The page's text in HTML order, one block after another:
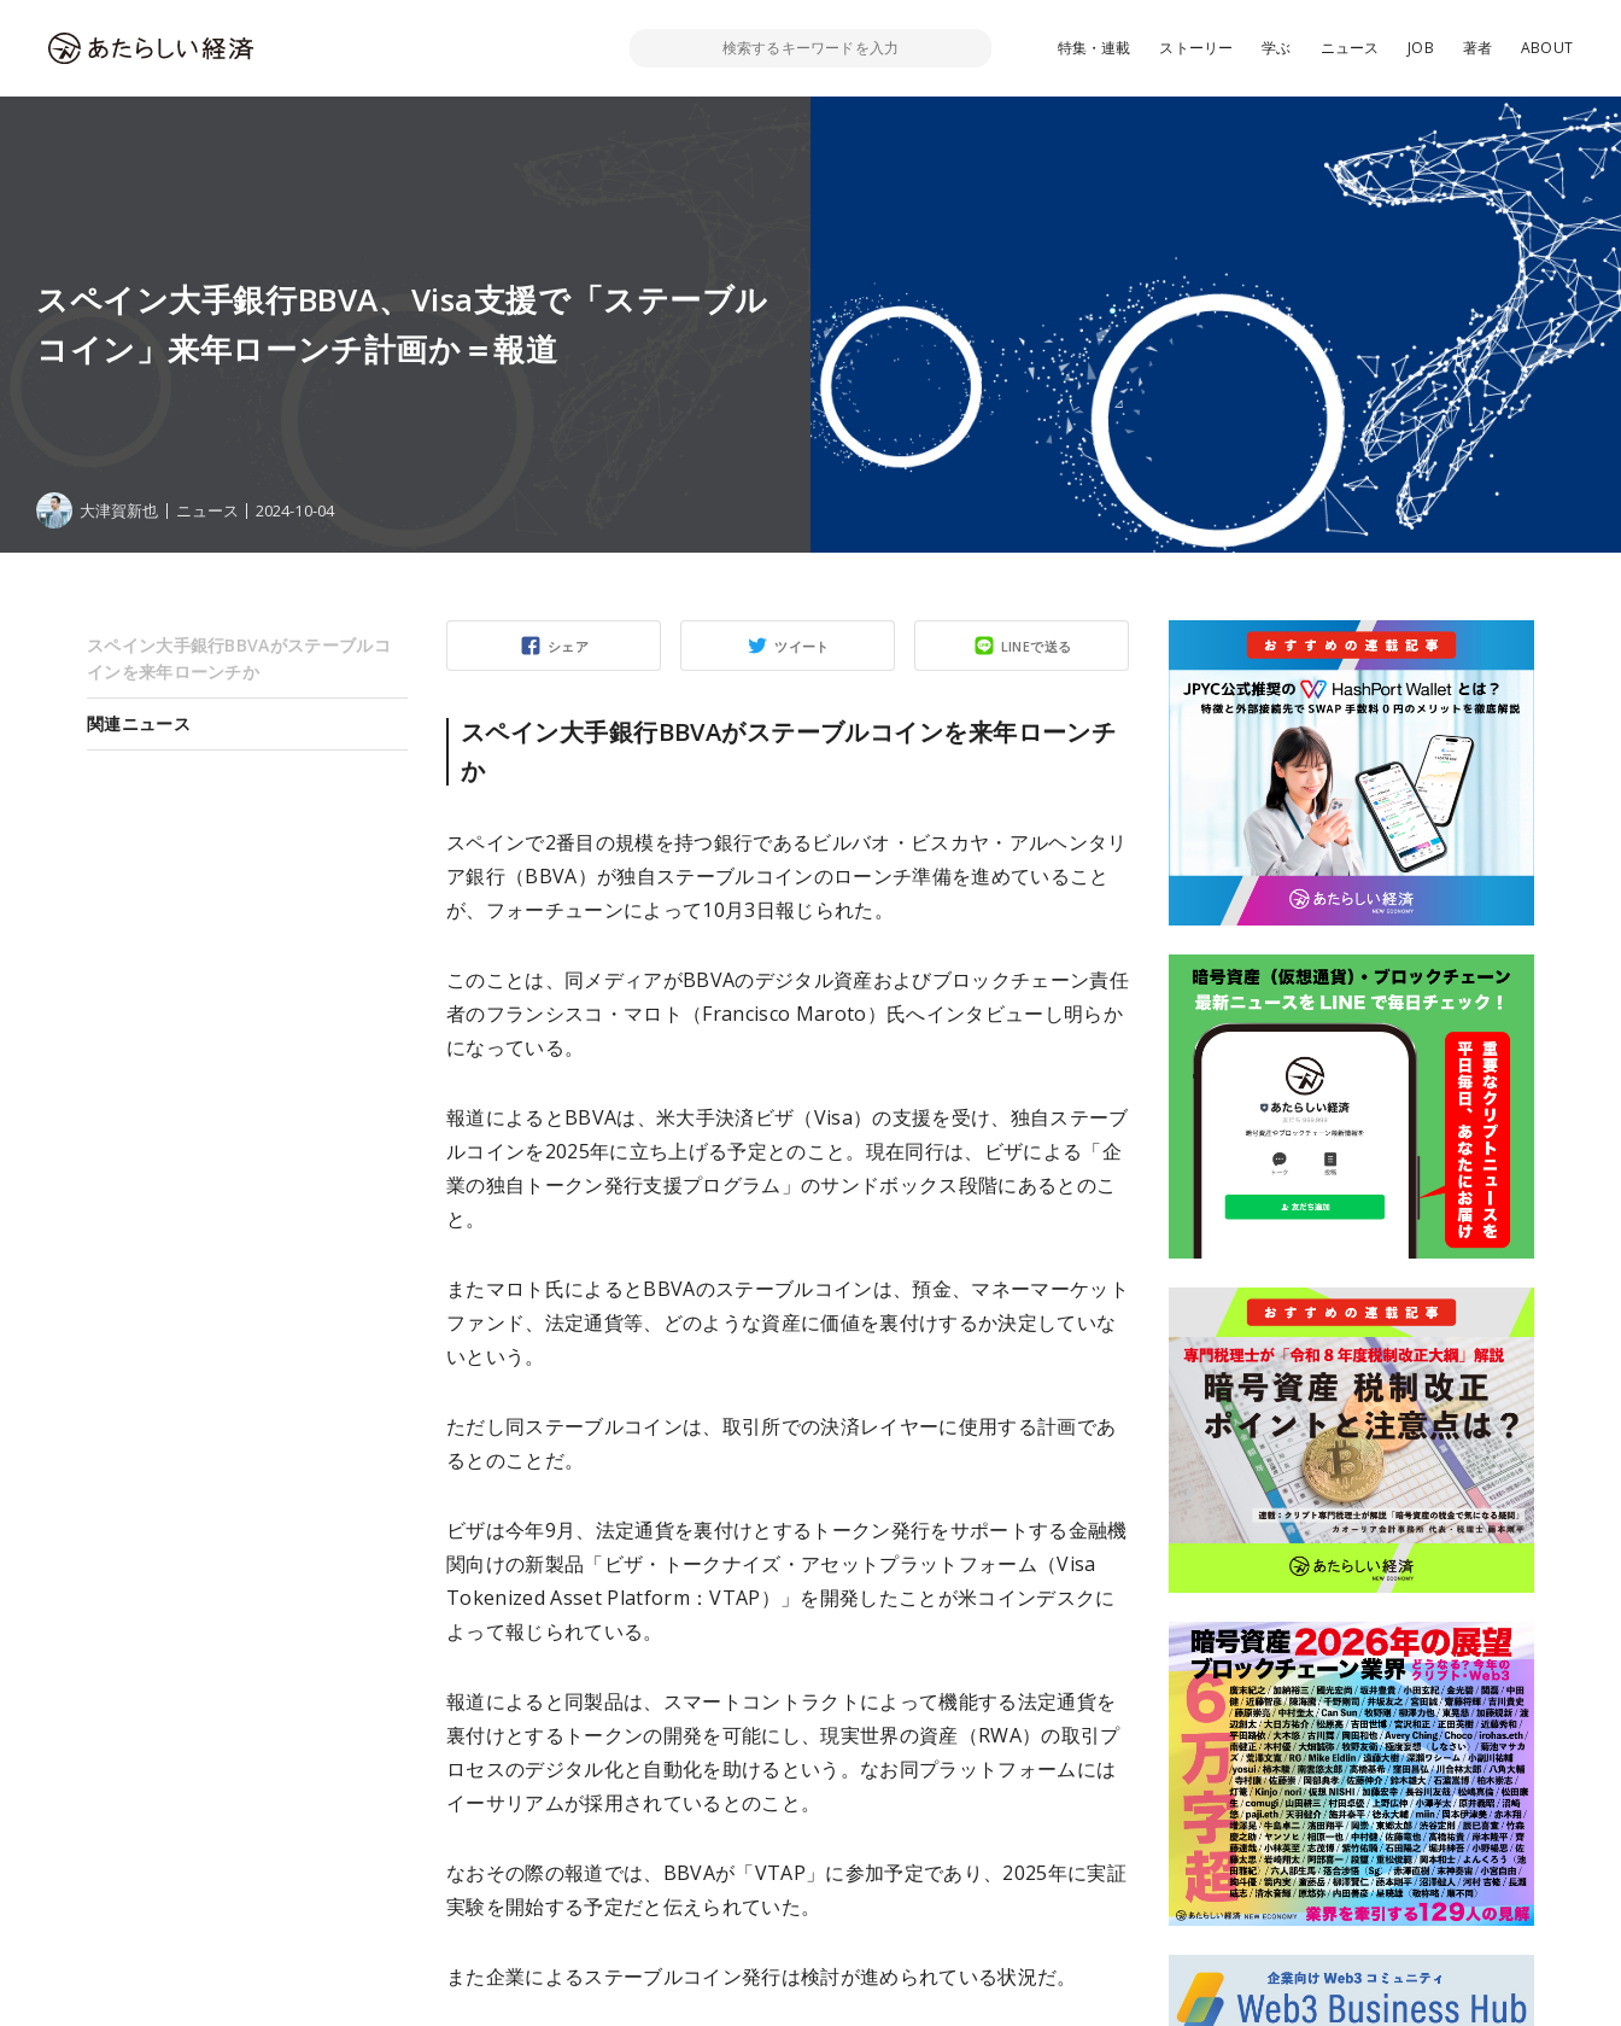
特集・連載 ストーリー 学ぶ ニュース JOB 著者 ABOUT
スペイン大手銀行BBVA、Visa支援で「ステーブル
コイン」来年ローンチ計画か＝報道
大津賀新也 ニュース 2024-10-04
シェア ツイート LINEで送る
スペイン大手銀行BBVAがステーブルコインを来年ローンチ
か
スペインで2番目の規模を持つ銀行であるビルバオ・ビスカヤ・アルヘンタリ
ア銀行（BBVA）が独自ステーブルコインのローンチ準備を進めていること
が、フォーチューンによって10月3日報じられた。
このことは、同メディアがBBVAのデジタル資産およびブロックチェーン責任
者のフランシスコ・マロト（Francisco Maroto）氏へインタビューし明らか
になっている。
報道によるとBBVAは、米大手決済ビザ（Visa）の支援を受け、独自ステーブ
ルコインを2025年に立ち上げる予定とのこと。現在同行は、ビザによる「企
業の独自トークン発行支援プログラム」のサンドボックス段階にあるとのこ
と。
またマロト氏によるとBBVAのステーブルコインは、預金、マネーマーケット
ファンド、法定通貨等、どのような資産に価値を裏付けするか決定していな
いという。
ただし同ステーブルコインは、取引所での決済レイヤーに使用する計画であ
るとのことだ。
ビザは今年9月、法定通貨を裏付けとするトークン発行をサポートする金融機
関向けの新製品「ビザ・トークナイズ・アセットプラットフォーム（Visa
Tokenized Asset Platform：VTAP）」を開発したことが米コインデスクに
よって報じられている。
報道によると同製品は、スマートコントラクトによって機能する法定通貨を
裏付けとするトークンの開発を可能にし、現実世界の資産（RWA）の取引プ
ロセスのデジタル化と自動化を助けるという。なお同プラットフォームには
イーサリアムが採用されているとのこと。
なおその際の報道では、BBVAが「VTAP」に参加予定であり、2025年に実証
実験を開始する予定だと伝えられていた。
また企業によるステーブルコイン発行は検討が進められている状況だ。
スペイン大手銀行BBVAがステーブルコ
インを来年ローンチか
関連ニュース